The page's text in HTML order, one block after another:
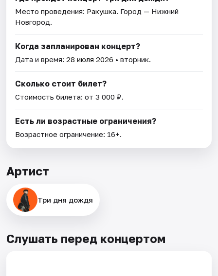
Место проведения: Ракушка. Город — Нижний
Новгород.
Когда запланирован концерт?
Дата и время:28 июля 2026 • вторник.
Сколько стоит билет?
Стоимость билета: от 3 000 ₽.
Есть ли возрастные ограничения?
Возрастное ограничение: 16+.
Артист
Три дня дождя
Слушать перед концертом